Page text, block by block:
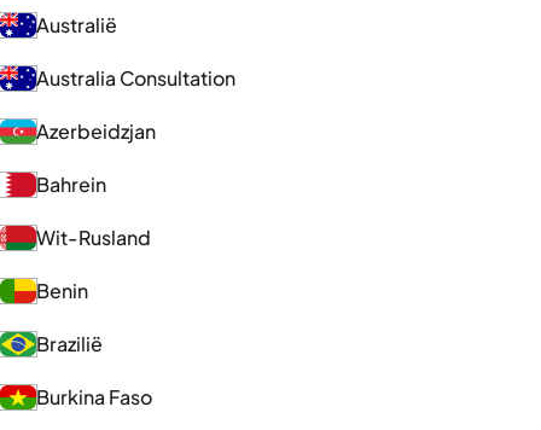
Australië
Australia Consultation
Azerbeidzjan
Bahrein
Wit-Rusland
Benin
Brazilië
Burkina Faso